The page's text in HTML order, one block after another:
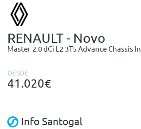
RENAULT - Novo
Master 2.0 dCi L2 3T5 Advance Chassis
DESDE
41.020€
Info Santogal